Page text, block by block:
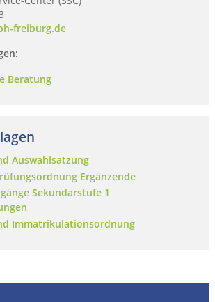
freiburg.de
Beratung
Auswahlsatzung
Ergänzende
Sekundarstufe 1
Immatrikulationsordnung